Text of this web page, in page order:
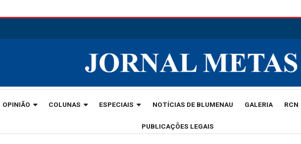
OPINIÃO COLUNAS ESPECIAIS NOTÍCIAS DE BLUMENAU GALERIA RCN
PUBLICAÇÕES LEGAIS